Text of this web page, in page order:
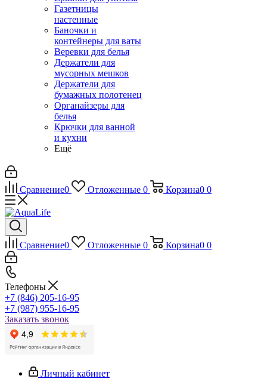
Газетницы
настенные
Баночки и
контейнеры для ваты
Веревки для белья
Держатели для
мусорных мешков
Держатели для
бумажных полотенец
Органайзеры для
белья
Крючки для ванной
и кухни
Ещё
Сравнение0 Отложенные 0 Корзина0 0
Сравнение0 Отложенные 0 Корзина0 0
Телефоны
+7 (846) 205-16-95
+7 (987) 955-16-95
Заказать звонок
Личный кабинет